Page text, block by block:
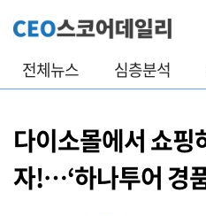
전체뉴스 심층분석
다이소몰에서 쇼핑
자!…‘하나투어 경